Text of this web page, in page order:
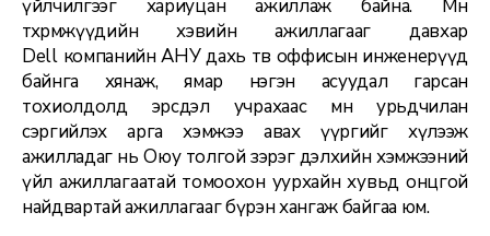
үйлчилгээг хариуцан ажиллаж байна. Мөн
төхөөрөмжүүдийн хэвийн ажиллагааг давхар
Dell компанийн АНУ дахь төв оффисын инженерүүд
байнга хянаж, ямар нэгэн асуудал гарсан
тохиолдолд эрсдэл учрахаас өмнө урьдчилан
сэргийлэх арга хэмжээ авах үүргийг хүлээж
ажилладаг нь Оюу толгой зэрэг дэлхийн хэмжээний
үйл ажиллагаатай томоохон уурхайн хувьд онцгой
найдвартай ажиллагааг бүрэн хангаж байгаа юм.